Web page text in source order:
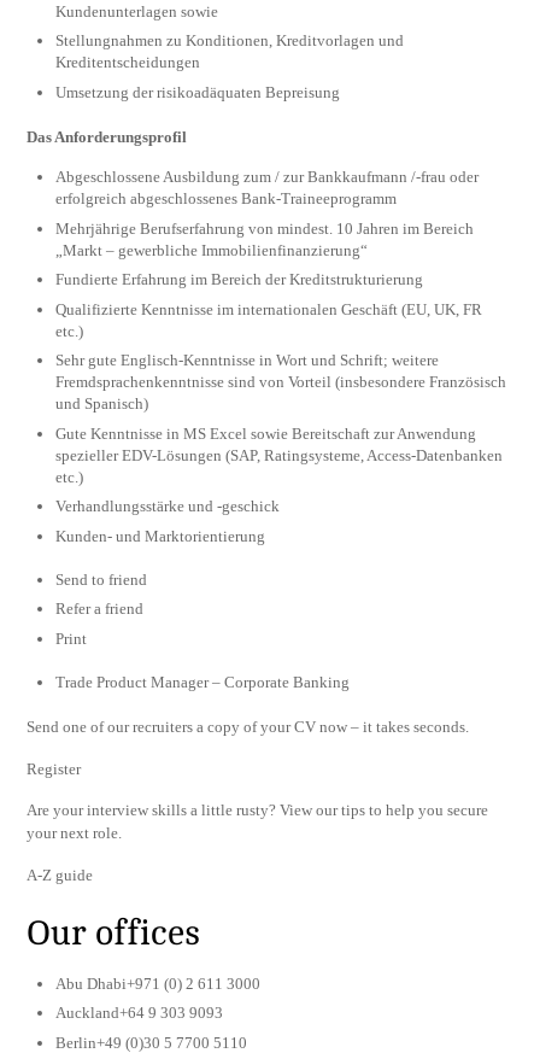
Kundenunterlagen sowie
Stellungnahmen zu Konditionen, Kreditvorlagen und
Kreditentscheidungen
Umsetzung der risikoadäquaten Bepreisung
Das Anforderungsprofil
Abgeschlossene Ausbildung zum / zur Bankkaufmann /-frau oder
erfolgreich abgeschlossenes Bank-Traineeprogramm
Mehrjährige Berufserfahrung von mindest. 10 Jahren im Bereich
„Markt – gewerbliche Immobilienfinanzierung“
Fundierte Erfahrung im Bereich der Kreditstrukturierung
Qualifizierte Kenntnisse im internationalen Geschäft (EU, UK, FR
etc.)
Sehr gute Englisch-Kenntnisse in Wort und Schrift; weitere
Fremdsprachenkenntnisse sind von Vorteil (insbesondere Französisch
und Spanisch)
Gute Kenntnisse in MS Excel sowie Bereitschaft zur Anwendung
spezieller EDV-Lösungen (SAP, Ratingsysteme, Access-Datenbanken
etc.)
Verhandlungsstärke und -geschick
Kunden- und Marktorientierung
Send to friend
Refer a friend
Print
Trade Product Manager – Corporate Banking
Send one of our recruiters a copy of your CV now – it takes seconds.
Register
Are your interview skills a little rusty? View our tips to help you secure
your next role.
A-Z guide
Our offices
Abu Dhabi+971 (0) 2 611 3000
Auckland+64 9 303 9093
Berlin+49 (0)30 5 7700 5110